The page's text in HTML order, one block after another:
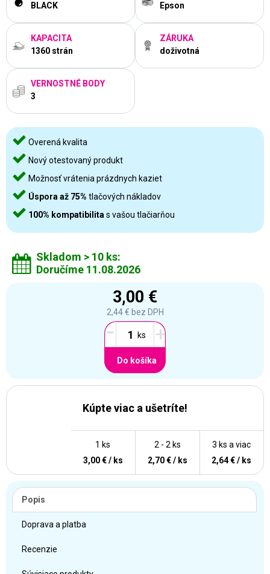
BLACK
Epson
KAPACITA
1360 strán
ZÁRUKA
doživotná
VERNOSTNÉ BODY
3
Overená kvalita
Nový otestovaný produkt
Možnosť vrátenia prázdnych kaziet
Úspora až 75% tlačových nákladov
100% kompatibilita s vašou tlačiarňou
Skladom > 10 ks:
Doručíme 11.08.2026
3,00 €
2,44 € bez DPH
- +
Do košíka
Kúpte viac a ušetríte!
3 ks a viac
2,64 € / ks
2 - 2 ks
2,70 € / ks
1 ks
3,00 € / ks
Popis
Doprava a platba
Recenzie